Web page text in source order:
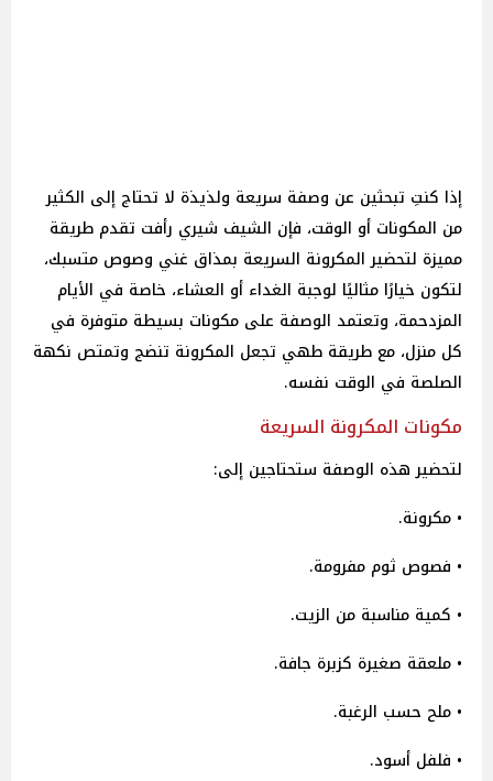
إذا كنتِ تبحثين عن وصفة سريعة ولذيذة لا تحتاج إلى الكثير
من المكونات أو الوقت، فإن الشيف شيري رأفت تقدم طريقة
مميزة لتحضير المكرونة السريعة بمذاق غني وصوص متسبك،
لتكون خيارًا مثاليًا لوجبة الغداء أو العشاء، خاصة في الأيام
المزدحمة، وتعتمد الوصفة على مكونات بسيطة متوفرة في
كل منزل، مع طريقة طهي تجعل المكرونة تنضج وتمتص نكهة
الصلصة في الوقت نفسه.
مكونات المكرونة السريعة
لتحضير هذه الوصفة ستحتاجين إلى:
• مكرونة.
• فصوص ثوم مفرومة.
• كمية مناسبة من الزيت.
• ملعقة صغيرة كزبرة جافة.
• ملح حسب الرغبة.
• فلفل أسود.